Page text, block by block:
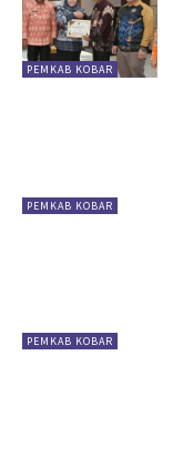
PEMKAB KOBAR
PEMKAB KOBAR
PEMKAB KOBAR